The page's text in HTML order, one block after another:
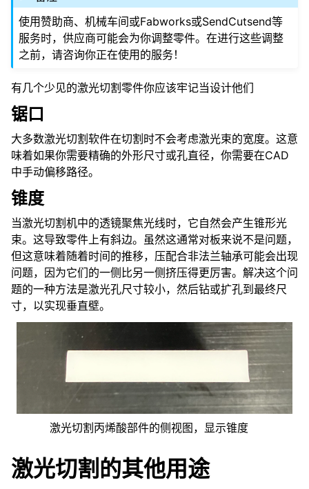
使用赞助商、机械车间或Fabworks或SendCutsend等
服务时，供应商可能会为你调整零件。在进行这些调整
之前，请咨询你正在使用的服务！
有几个少见的激光切割零件你应该牢记当设计他们
锯口
大多数激光切割软件在切割时不会考虑激光束的宽度。这意
味着如果你需要精确的外形尺寸或孔直径，你需要在CAD
中手动偏移路径。
锥度
当激光切割机中的透镜聚焦光线时，它自然会产生锥形光
束。这导致零件上有斜边。虽然这通常对板来说不是问题，
但这意味着随着时间的推移，压配合非法兰轴承可能会出现
问题，因为它们的一侧比另一侧挤压得更厉害。解决这个问
题的一种方法是激光孔尺寸较小，然后钻或扩孔到最终尺
寸，以实现垂直壁。
激光切割丙烯酸部件的侧视图，显示锥度
激光切割的其他用途